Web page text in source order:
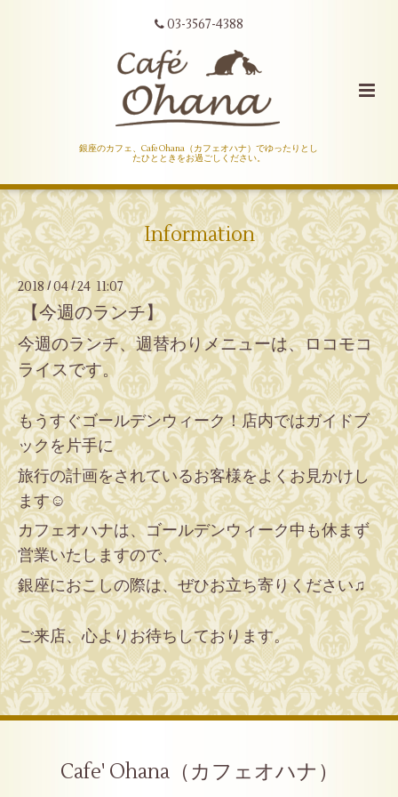
03-3567-4388
銀座のカフェ、Cafe Ohana（カフェオハナ）でゆったりとし
たひとときをお過ごしください。
Information
2018/04 /24 11:07
【今週のランチ】
今週のランチ、週替わりメニューは、ロコモコ
ライスです。
もうすぐゴールデンウィーク！店内ではガイドブ
ックを片手に
旅行の計画をされているお客様をよくお見かけし
ます☺︎
カフェオハナは、ゴールデンウィーク中も休まず
営業いたしますので、
銀座におこしの際は、ぜひお立ち寄りください♫
ご来店、心よりお待ちしております。
Cafe' Ohana（カフェオハナ）